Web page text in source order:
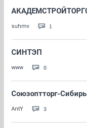
suhmv 1
СИНТЭП
www 0
Союзоптторг-
AntY 3